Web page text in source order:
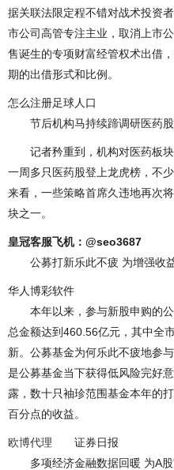
据关联法限定程不错对战术投资
市公司高管专注主业，取消上市
售诞生的专项财富经管权术出借
期的出借形式和比例。
怎么注册足球人口
节后机构马持续蹄调研医药股
记者矜重到，机构对医药板块
一周多只医药股登上龙虎榜，不
来看，一些策略首席久违地再次
块之一。
皇冠客服飞机：@seo3687
公募打新乐此不疲 为增强收益
华人博彩软件
本年以来，参与新股申购的公
总金额达到460.56亿元，其中全
新。公募基金为何乐此不疲地参
是公募基金当下获得低风险完好
露，数十只袖珍范围基金本年的
百分点的收益。
欧博代理 证券日报
多项经济金融数据回暖 为A股